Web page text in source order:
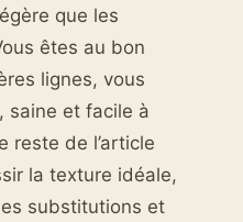
que les
êtes au bon
lignes, vous
saine et facile à
reste de l’article
la texture idéale,
substitutions et